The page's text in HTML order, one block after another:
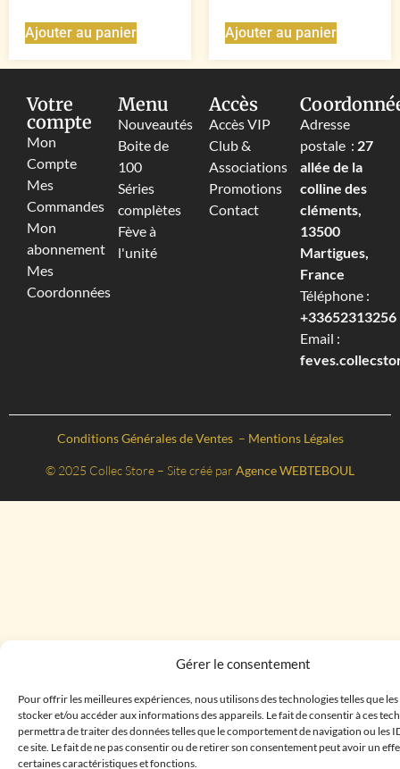
Gérer le consentement
Pour offrir les meilleures expériences, nous utilisons des technologies telles que
stocker et/ou accéder aux informations des appareils. Le fait de consentir à ces
permettra de traiter des données telles que le comportement de navigation ou les
ce site. Le fait de ne pas consentir ou de retirer son consentement peut avoir un
certaines caractéristiques et fonctions.
Ajouter au panier Ajouter au panier
Votre
compte
Mon
Compte
Mes
Commandes
Mon
abonnement
Mes
Coordonnées
Menu
Nouveautés
Boite de
100
Séries
complètes
Fève à
l'unité
Accès
Accès VIP
Club &
Associations
Promotions
Contact
Adresse
postale : 27
allée de la
colline des
cléments,
13500
Martigues,
France
Téléphone :
+33652313256‬
Email :
Conditions Générales de Ventes – Mentions Légales
© 2025 Collec Store – Site créé par Agence WEBTEBOUL